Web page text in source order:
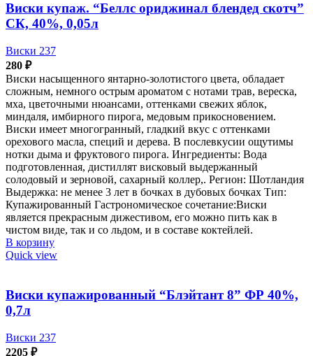
Виски купаж. “Беллс ориджинал блендед скотч”
СК, 40%, 0,05л
Виски 237
280 ₽
Виски насыщенного янтарно-золотистого цвета, обладает
сложным, немного острым ароматом с нотами трав, вереска,
мха, цветочными нюансами, оттенками свежих яблок,
миндаля, имбирного пирога, медовым прикосновением.
Виски имеет многогранный, гладкий вкус с оттенками
орехового масла, специй и дерева. В послевкусии ощутимы
нотки дыма и фруктового пирога. Ингредиенты: Вода
подготовленная, дистиллят висковый выдержанный
солодовый и зерновой, сахарный коллер,. Регион: Шотландия
Выдержка: не менее 3 лет в бочках в дубовых бочках Тип:
Купажированный Гастрономическое сочетание:Виски
является прекрасным дижестивом, его можно пить как в
чистом виде, так и со льдом, и в составе коктейлей.
В корзину
Quick view
Виски купажированный “Блэйтант 8” ФР 40%,
0,7л
Виски 237
2205 ₽